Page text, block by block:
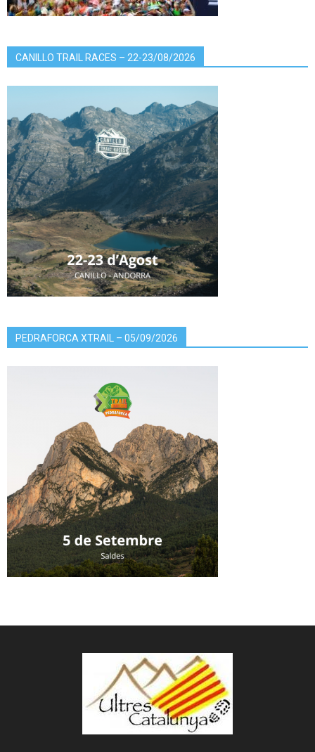
CANILLO TRAIL RACES – 22-23/08/2026
PEDRAFORCA XTRAIL – 05/09/2026